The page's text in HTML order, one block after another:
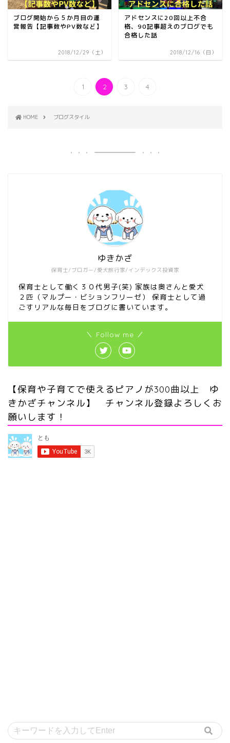
ブログ開始から５か月目の運
営報告【記事数やPV数など】
2018/12/29（土）
アドセンスに20回以上不合
格、90記事超えのブログでも
合格した話
2018/12/16（日）
1 2 3 4
HOME ブログスタイル
保育士/ブロガー/愛犬旅行家/インデックス投資家
ゆきかざ
保育士として働く３０代男子(笑) 家族は奥さんと愛犬
２匹（マルプー・ビションフリーゼ） 保育士として過
ごすリアルな毎日をブログに書いています。
＼ Follow me ／
【保育や子育てで使えるピアノが300曲以上 ゆ
きかざチャンネル】 チャンネル登録よろしくお
願いします！